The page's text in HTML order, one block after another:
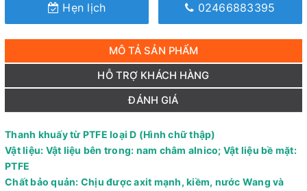
Hẹn lịch 02466883395
MÔ TẢ SẢN PHẨM
HỖ TRỢ KHÁCH HÀNG
ĐÁNH GIÁ
Thanh khuấy từ PTFE loại D (Hình chữ thập)
Vật liệu: Vật liệu bên trong: nam châm alnico; Vật liệu bề mặt:
PTFE
Chất bảo quản: Chịu được axit mạnh, kiềm, nước Wang và